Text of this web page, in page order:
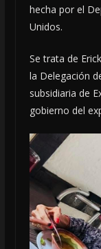
hecha por el
Unidos.
Se trata de
la Delegación
subsidiaria de
gobierno del